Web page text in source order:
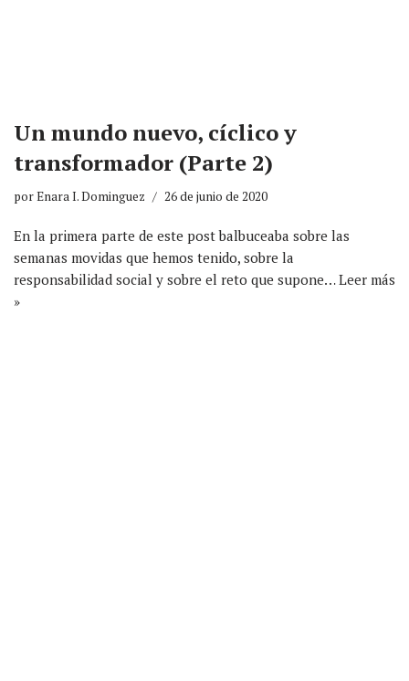
Un mundo nuevo, cíclico y
transformador (Parte 2)
porEnara I. Dominguez 26 de junio de 2020
En la primera parte de este post balbuceaba sobre las
semanas movidas que hemos tenido, sobre la
responsabilidad social y sobre el reto que supone…Leer más
»